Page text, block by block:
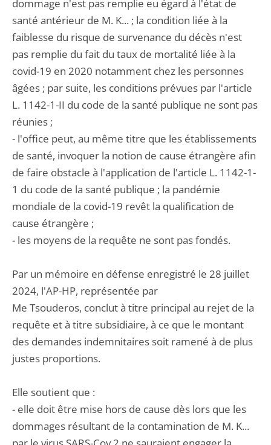
dommage n'est pas remplie eu égard à l'état de
santé antérieur de M. K... ; la condition liée à la
faiblesse du risque de survenance du décès n'est
pas remplie du fait du taux de mortalité liée à la
covid-19 en 2020 notamment chez les personnes
âgées ; par suite, les conditions prévues par l'article
L. 1142-1-II du code de la santé publique ne sont pas
réunies ;
- l'office peut, au même titre que les établissements
de santé, invoquer la notion de cause étrangère afin
de faire obstacle à l'application de l'article L. 1142-1-
1 du code de la santé publique ; la pandémie
mondiale de la covid-19 revêt la qualification de
cause étrangère ;
- les moyens de la requête ne sont pas fondés.
Par un mémoire en défense enregistré le 28 juillet
2024, l'AP-HP, représentée par
Me Tsouderos, conclut à titre principal au rejet de la
requête et à titre subsidiaire, à ce que le montant
des demandes indemnitaires soit ramené à de plus
justes proportions.
Elle soutient que :
- elle doit être mise hors de cause dès lors que les
dommages résultant de la contamination de M. K...